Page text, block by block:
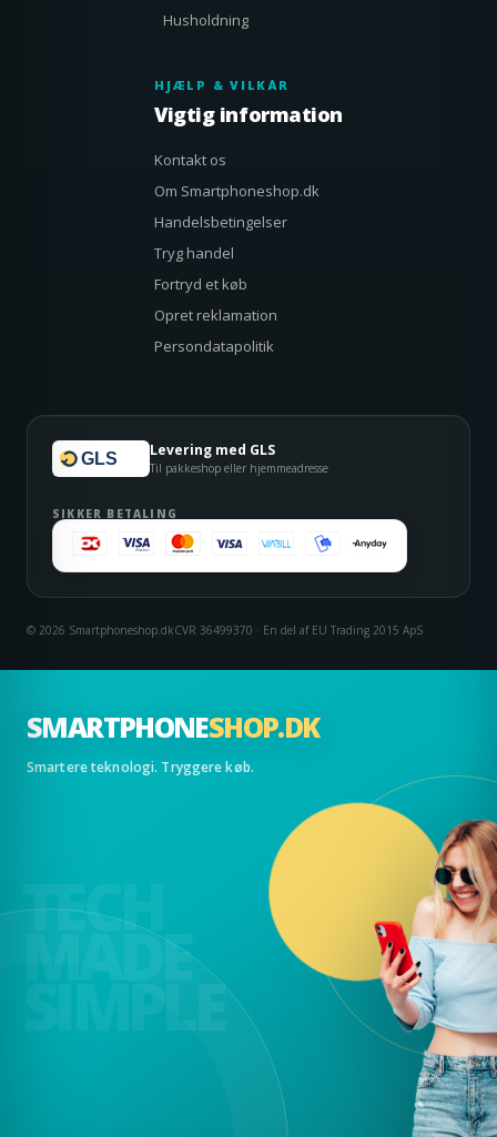
SMARTPHONESHOP.DK
Smartere teknologi. Tryggere køb.
TECH
MADE
SIMPLE
Husholdning
HJÆLP & VILKÅR
Vigtig information
Kontakt os
Om Smartphoneshop.dk
Handelsbetingelser
Tryg handel
Fortryd et køb
Opret reklamation
Persondatapolitik
GLS Levering med GLS
Til pakkeshop eller hjemmeadresse
SIKKER BETALING
© 2026 Smartphoneshop.dkCVR 36499370 · En del af EU Trading 2015 ApS